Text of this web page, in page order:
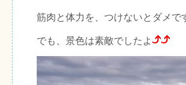
筋肉と体力を、つけないとダメで
でも、景色は素敵でしたよ